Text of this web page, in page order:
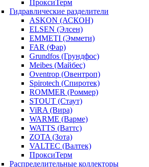
ПроксиТерм
Гидравлические разделители
ASKON (АСКОН)
ELSEN (Элсен)
EMMETI (Эммети)
FAR (Фар)
Grundfos (Грундфос)
Meibes (Майбес)
Oventrop (Овентроп)
Spirotech (Спиротек)
ROMMER (Роммер)
STOUT (Стаут)
ViRA (Вира)
WARME (Варме)
WATTS (Ваттс)
ZOTA (Зота)
VALTEC (Валтек)
ПроксиТерм
Распределительные коллекторы